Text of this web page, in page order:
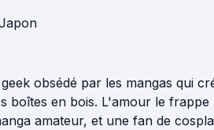
obsédé par les mangas qui
boîtes en bois. L'amour le
amateur, et une fan de